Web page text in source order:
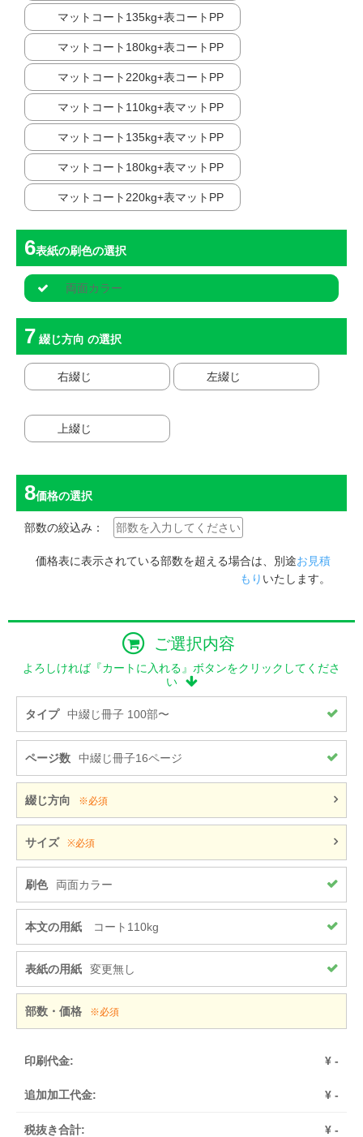
マットコート135kg+表コートPP
マットコート180kg+表コートPP
マットコート220kg+表コートPP
マットコート110kg+表マットPP
マットコート135kg+表マットPP
マットコート180kg+表マットPP
マットコート220kg+表マットPP
表紙の刷色の選択
両面カラー
綴じ方向 の選択
右綴じ 左綴じ
上綴じ
価格の選択
部数の絞込み：
価格表に表示されている部数を超える場合は、別途お見積
もり いたします。
ご選択内容
よろしければ『カートに入れる』ボタンをクリックしてくださ
い
タイプ 中綴じ冊子 100部〜
ページ数 中綴じ冊子16ページ
綴じ方向 ※必須
サイズ ※必須
刷色 両面カラー
本文の用紙 コート110kg
表紙の用紙 変更無し
部数・価格 ※必須
印刷代金: ¥ -
追加加工代金: ¥ -
税抜き合計: ¥ -